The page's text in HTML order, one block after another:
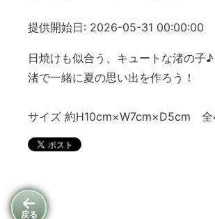
戻る
提供開始日: 2026-05-31 00:00:00
日焼けも似合う、キュートな渚の子♪
渚で一緒に夏の思い出を作ろう！
サイズ 約H10cm×W7cm×D5cm 全